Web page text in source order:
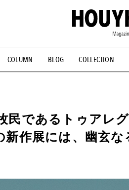
COLUMN BLOG COLLECTION
#古着サミット #NEW
H #FOCUS IT #AH.H #とと
民であるトゥアレ
新作展には、幽玄